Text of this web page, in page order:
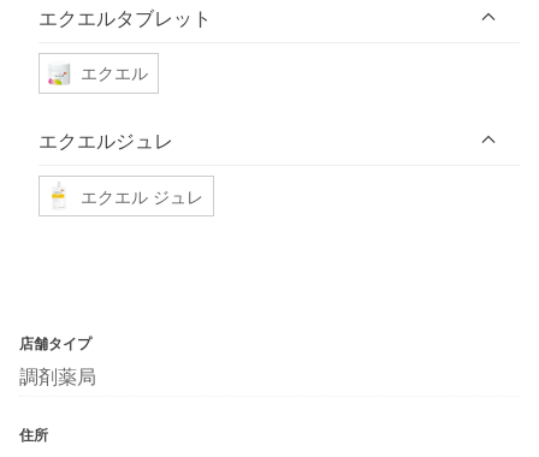
エクエルタブレット
エクエル
エクエルジュレ
エクエル ジュレ
店舗タイプ
調剤薬局
住所